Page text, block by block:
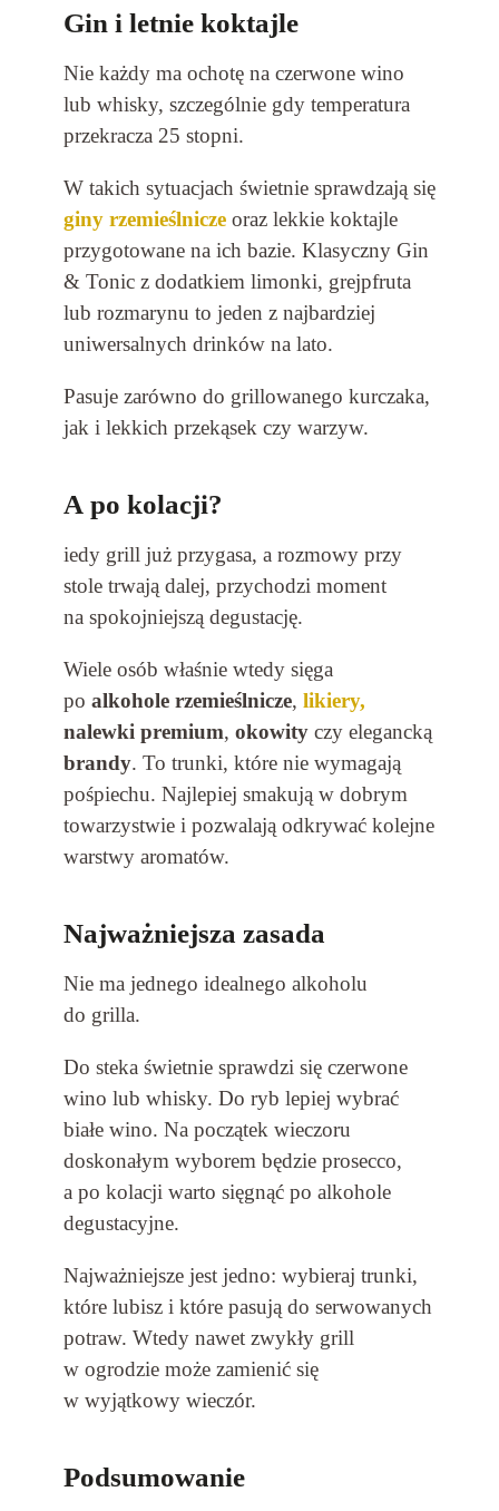
Gin i letnie koktajle
Nie każdy ma ochotę na czerwone wino
lub whisky, szczególnie gdy temperatura
przekracza 25 stopni.
W takich sytuacjach świetnie sprawdzają się
giny rzemieślnicze oraz lekkie koktajle
przygotowane na ich bazie. Klasyczny Gin
& Tonic z dodatkiem limonki, grejpfruta
lub rozmarynu to jeden z najbardziej
uniwersalnych drinków na lato.
Pasuje zarówno do grillowanego kurczaka,
jak i lekkich przekąsek czy warzyw.
A po kolacji?
iedy grill już przygasa, a rozmowy przy
stole trwają dalej, przychodzi moment
na spokojniejszą degustację.
Wiele osób właśnie wtedy sięga
po alkohole rzemieślnicze, likiery,
nalewki premium, okowity czy elegancką
brandy. To trunki, które nie wymagają
pośpiechu. Najlepiej smakują w dobrym
towarzystwie i pozwalają odkrywać kolejne
warstwy aromatów.
Najważniejsza zasada
Nie ma jednego idealnego alkoholu
do grilla.
Do steka świetnie sprawdzi się czerwone
wino lub whisky. Do ryb lepiej wybrać
białe wino. Na początek wieczoru
doskonałym wyborem będzie prosecco,
a po kolacji warto sięgnąć po alkohole
degustacyjne.
Najważniejsze jest jedno: wybieraj trunki,
które lubisz i które pasują do serwowanych
potraw. Wtedy nawet zwykły grill
w ogrodzie może zamienić się
w wyjątkowy wieczór.
Podsumowanie